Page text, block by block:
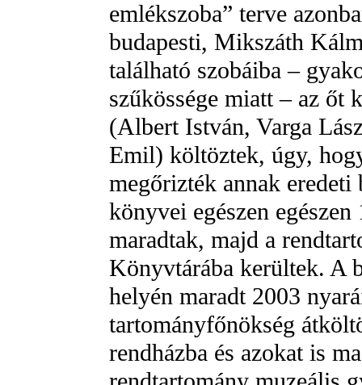
emlékszoba” terve
budapesti, Mikszáth
található szobáiba –
szűkössége miatt – az őt
(Albert István, Varga
Emil) költöztek, úgy,
megőrizték annak eredeti
könyvei egészen
maradtak, majd a
Könyvtárába kerültek. A
helyén maradt 2003
tartományfőnökség
rendházba és azokat is